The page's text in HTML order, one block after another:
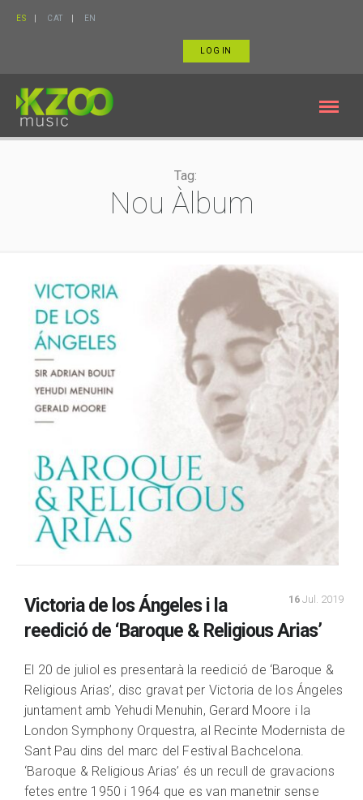
ES CAT EN
LOG IN
Tag:
Nou Àlbum
16 Jul. 2019
Victoria de los Ángeles i la
reedició de ‘Baroque & Religious Arias’
El 20 de juliol es presentarà la reedició de ‘Baroque &
Religious Arias’, disc gravat per Victoria de los Ángeles
juntament amb Yehudi Menuhin, Gerard Moore i la
London Symphony Orquestra, al Recinte Modernista de
Sant Pau dins del marc del Festival Bachcelona.
‘Baroque & Religious Arias’ és un recull de gravacions
fetes entre 1950 i 1964 que es van manetnir sense